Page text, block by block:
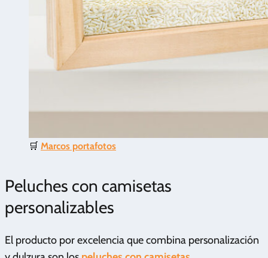
🛒 Marcos portafotos
Peluches con camisetas
personalizables
El producto por excelencia que combina personalización